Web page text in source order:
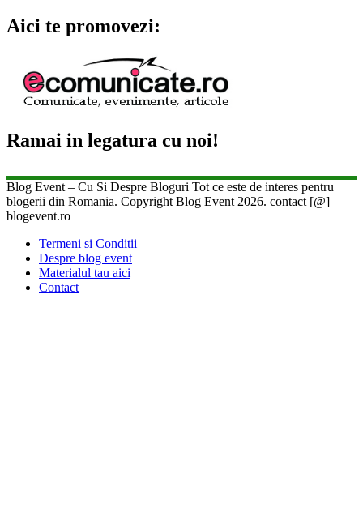
Aici te promovezi:
Ramai in legatura cu noi!
Blog Event – Cu Si Despre Bloguri Tot ce este de interes pentru
blogerii din Romania. Copyright Blog Event 2026. contact [@]
blogevent.ro
Termeni si Conditii
Despre blog event
Materialul tau aici
Contact